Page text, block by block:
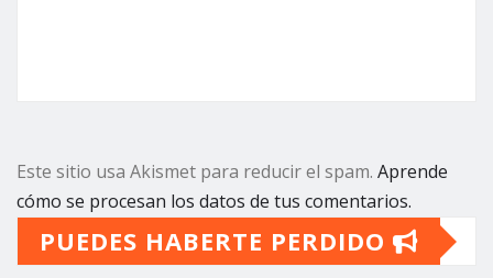
Este sitio usa Akismet para reducir el spam. Aprende
cómo se procesan los datos de tus comentarios.
PUEDES HABERTE PERDIDO